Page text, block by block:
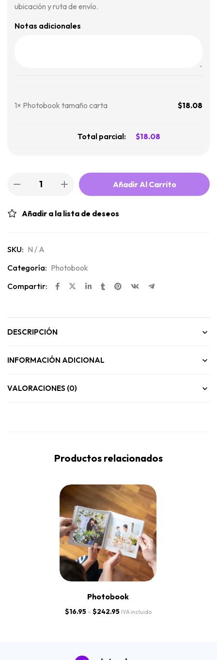
ubicación y ruta de envío.
Notas adicionales
1× Photobook tamaño carta $18.08
Total parcial: $18.08
Añadir Al Carrito
Añadir a la lista de deseos
SKU: N / A
Categoría: Photobook
Compartir:
DESCRIPCIÓN
INFORMACIÓN ADICIONAL
VALORACIONES (0)
Productos relacionados
Photobook
$16.95 - $242.95 IVA incluido